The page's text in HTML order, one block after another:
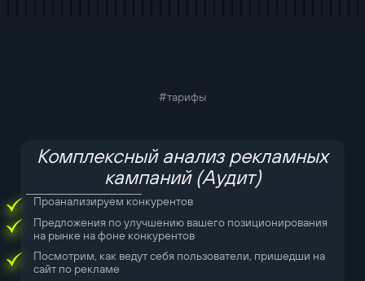
#тарифы
Комплексный анализ рекламных
кампаний (Аудит)
Проанализируем конкурентов
Предложения по улучшению вашего позиционирования
на рынке на фоне конкурентов
Посмотрим, как ведут себя пользователи, пришедши на
сайт по рекламе